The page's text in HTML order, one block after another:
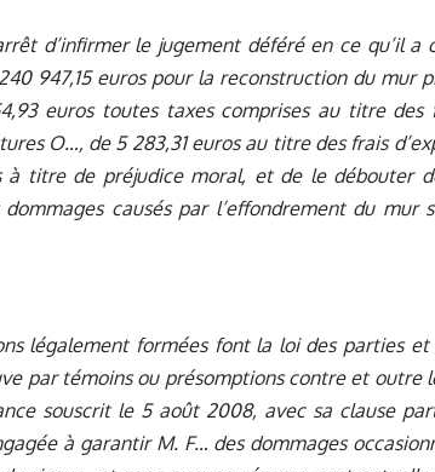
d’infirmer le jugement déféré en ce qu’il a
947,15 euros pour la reconstruction du mur
euros toutes taxes comprises au titre
O…, de 5 283,31 euros au titre des frais
à titre de préjudice moral, et de le débouter
dommages causés par l’effondrement du mur
légalement formées font la loi des parties et
par témoins ou présomptions contre et outre
souscrit le 5 août 2008, avec sa clause
à garantir M. F… des dommages